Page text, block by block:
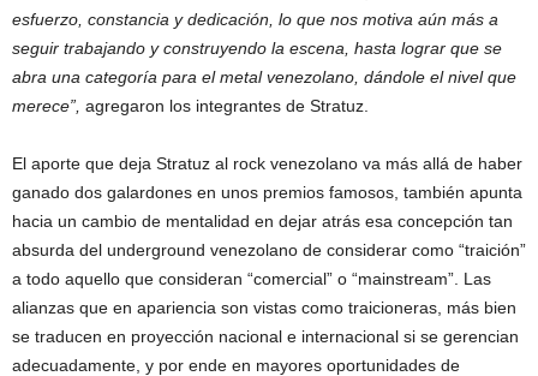
esfuerzo, constancia y dedicación, lo que nos motiva aún más a
seguir trabajando y construyendo la escena, hasta lograr que se
abra una categoría para el metal venezolano, dándole el nivel que
merece”, agregaron los integrantes de Stratuz.
El aporte que deja Stratuz al rock venezolano va más allá de haber
ganado dos galardones en unos premios famosos, también apunta
hacia un cambio de mentalidad en dejar atrás esa concepción tan
absurda del underground venezolano de considerar como “traición”
a todo aquello que consideran “comercial” o “mainstream”. Las
alianzas que en apariencia son vistas como traicioneras, más bien
se traducen en proyección nacional e internacional si se gerencian
adecuadamente, y por ende en mayores oportunidades de